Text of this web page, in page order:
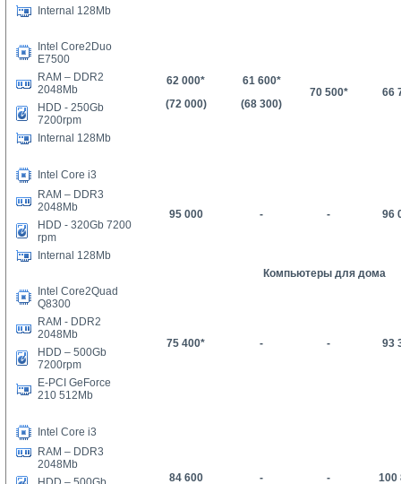
Internal 128Mb
Intel Core2Duo
E7500
62 000*
(72 000)
61600*
(68 300)
70 500* 66
RAM – DDR2
2048Mb
HDD - 250Gb
7200rpm
Internal 128Mb
Intel Core i3
95 000 - - 96
RAM – DDR3
2048Mb
HDD - 320Gb 7200
rpm
Internal 128Mb
Компьютеры для дома
Intel Core2Quad
Q8300
75 400* - - 93
RAM - DDR2
2048Mb
HDD – 500Gb
7200rpm
E-PCI GeForce
210 512Mb
Intel Core i3
84 600 - - 100
RAM – DDR3
2048Mb